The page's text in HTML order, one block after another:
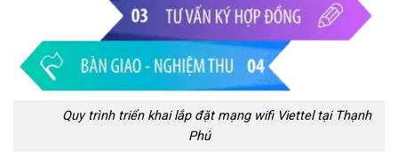
Quy trình triển khai lắp đặt mạng wifi Viettel tại Thạnh
Phú